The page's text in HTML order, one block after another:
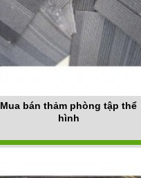
Mua bán thảm phòng tập thể
hình